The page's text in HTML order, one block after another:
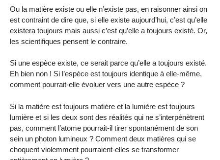
Ou la matière existe ou elle n’existe pas, en raisonner ainsi on
est contraint de dire que, si elle existe aujourd’hui, c’est qu’elle
existera toujours mais aussi c’est qu’elle a toujours existé. Or,
les scientifiques pensent le contraire.
Si une espèce existe, ce serait parce qu’elle a toujours existé.
Eh bien non ! Si l’espèce est toujours identique à elle-même,
comment pourrait-elle évoluer vers une autre espèce ?
Si la matière est toujours matière et la lumière est toujours
lumière et si les deux sont des réalités qui ne s’interpénètrent
pas, comment l’atome pourrait-il tirer spontanément de son
sein un photon lumineux ? Comment deux matières qui se
choquent violemment pourraient-elles se transformer